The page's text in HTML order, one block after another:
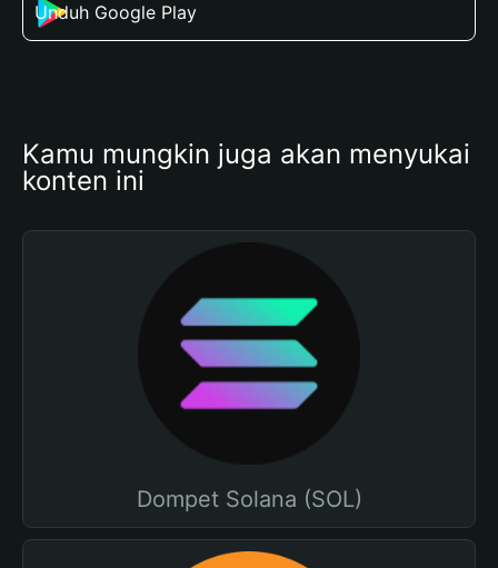
Unduh Google Play
Kamu mungkin juga akan menyukai
konten ini
Dompet Solana (SOL)